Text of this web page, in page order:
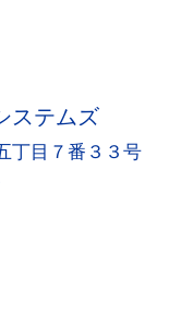
ステムズ
丁目７番３３号